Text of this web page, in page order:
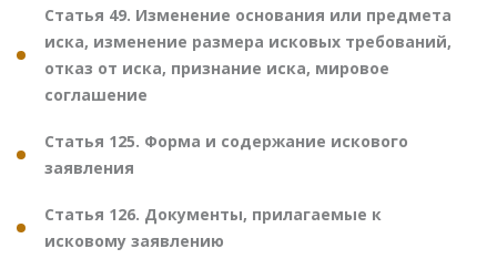
Статья 49. Изменение основания или предмета
иска, изменение размера исковых требований,
отказ от иска, признание иска, мировое
соглашение
Статья 125. Форма и содержание искового
заявления
Статья 126. Документы, прилагаемые к
исковому заявлению